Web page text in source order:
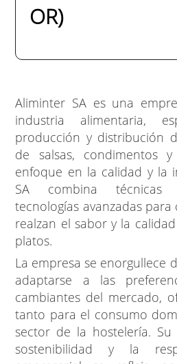
OR)
Aliminter SA es una
industria alimentaria,
producción y distribución
de salsas, condimentos
enfoque en la calidad y la
SA combina técnicas
tecnologías avanzadas
realzan el sabor y la
platos.
La empresa se enorgullece
adaptarse a las
cambiantes del mercado,
tanto para el consumo
sector de la hostelería.
sostenibilidad y la